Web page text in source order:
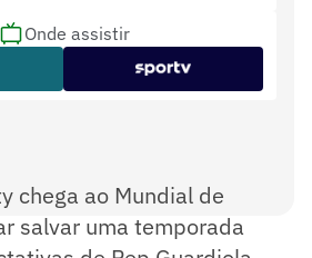
Alves e Danilo Ricardo Simon Manis
Onde assistir
chega ao Mundial de
salvar uma temporada